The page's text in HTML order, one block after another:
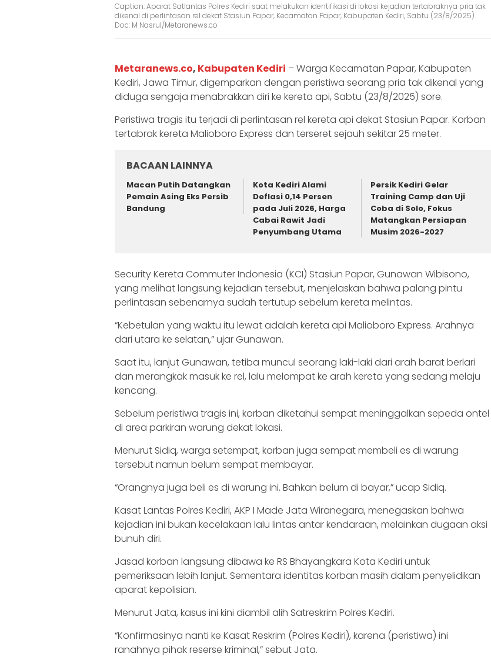
Caption: Aparat Satlantas Polres Kediri saat melakukan identifikasi di lokasi kejadian tertabraknya pria tak
dikenal di perlintasan rel dekat Stasiun Papar, Kecamatan Papar, Kabupaten Kediri, Sabtu (23/8/2025).
Doc: M Nasrul/Metaranews.co
Metaranews.co, Kabupaten Kediri – Warga Kecamatan Papar, Kabupaten
Kediri, Jawa Timur, digemparkan dengan peristiwa seorang pria tak dikenal yang
diduga sengaja menabrakkan diri ke kereta api, Sabtu (23/8/2025) sore.
Peristiwa tragis itu terjadi di perlintasan rel kereta api dekat Stasiun Papar. Korban
tertabrak kereta Malioboro Express dan terseret sejauh sekitar 25 meter.
BACAAN LAINNYA
Macan Putih Datangkan
Pemain Asing Eks Persib
Bandung
Kota Kediri Alami
Deflasi 0,14 Persen
pada Juli 2026, Harga
Cabai Rawit Jadi
Penyumbang Utama
Persik Kediri Gelar
Training Camp dan Uji
Coba di Solo, Fokus
Matangkan Persiapan
Musim 2026-2027
Security Kereta Commuter Indonesia (KCI) Stasiun Papar, Gunawan Wibisono,
yang melihat langsung kejadian tersebut, menjelaskan bahwa palang pintu
perlintasan sebenarnya sudah tertutup sebelum kereta melintas.
“Kebetulan yang waktu itu lewat adalah kereta api Malioboro Express. Arahnya
dari utara ke selatan,” ujar Gunawan.
Saat itu, lanjut Gunawan, tetiba muncul seorang laki-laki dari arah barat berlari
dan merangkak masuk ke rel, lalu melompat ke arah kereta yang sedang melaju
kencang.
Sebelum peristiwa tragis ini, korban diketahui sempat meninggalkan sepeda ontel
di area parkiran warung dekat lokasi.
Menurut Sidiq, warga setempat, korban juga sempat membeli es di warung
tersebut namun belum sempat membayar.
“Orangnya juga beli es di warung ini. Bahkan belum di bayar,” ucap Sidiq.
Kasat Lantas Polres Kediri, AKP I Made Jata Wiranegara, menegaskan bahwa
kejadian ini bukan kecelakaan lalu lintas antar kendaraan, melainkan dugaan aksi
bunuh diri.
Jasad korban langsung dibawa ke RS Bhayangkara Kota Kediri untuk
pemeriksaan lebih lanjut. Sementara identitas korban masih dalam penyelidikan
aparat kepolisian.
Menurut Jata, kasus ini kini diambil alih Satreskrim Polres Kediri.
“Konfirmasinya nanti ke Kasat Reskrim (Polres Kediri), karena (peristiwa) ini
ranahnya pihak reserse kriminal,” sebut Jata.